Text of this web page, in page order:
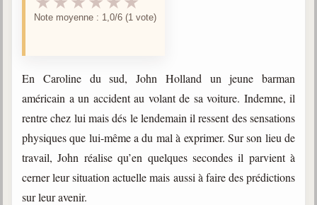
Documents
Sujets du mois
Citations
Maximes
Note moyenne : 1,0/6 (1 vote)
En Caroline du sud, John Holland un jeune barman
américain a un accident au volant de sa voiture. Indemne, il
rentre chez lui mais dés le lendemain il ressent des sensations
physiques que lui-même a du mal à exprimer. Sur son lieu de
travail, John réalise qu’en quelques secondes il parvient à
cerner leur situation actuelle mais aussi à faire des prédictions
sur leur avenir.